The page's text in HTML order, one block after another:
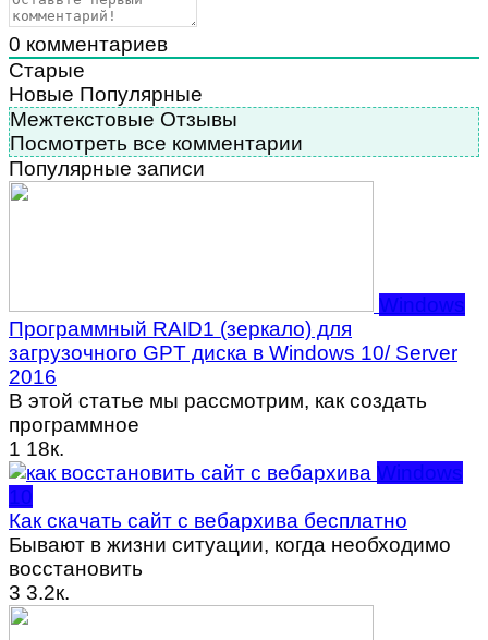
0 комментариев
Старые
Новые Популярные
Межтекстовые Отзывы
Посмотреть все комментарии
Популярные записи
Windows
Программный RAID1 (зеркало) для
загрузочного GPT диска в Windows 10/ Server
2016
В этой статье мы рассмотрим, как создать
программное
1 18к.
Windows
10
Как скачать сайт с вебархива бесплатно
Бывают в жизни ситуации, когда необходимо
восстановить
3 3.2к.